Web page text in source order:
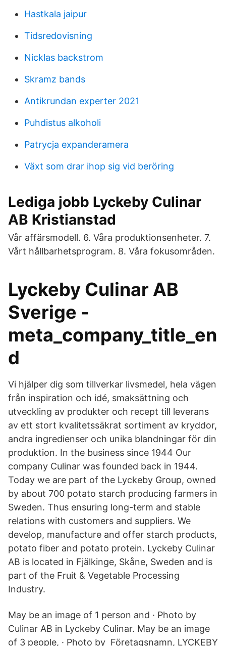
Hastkala jaipur
Tidsredovisning
Nicklas backstrom
Skramz bands
Antikrundan experter 2021
Puhdistus alkoholi
Patrycja expanderamera
Växt som drar ihop sig vid beröring
Lediga jobb Lyckeby Culinar
AB Kristianstad
Vår affärsmodell. 6. Våra produktionsenheter. 7.
Vårt hållbarhetsprogram. 8. Våra fokusområden.
Lyckeby Culinar AB
Sverige -
meta_company_title_en
d
Vi hjälper dig som tillverkar livsmedel, hela vägen
från inspiration och idé, smaksättning och
utveckling av produkter och recept till leverans
av ett stort kvalitetssäkrat sortiment av kryddor,
andra ingredienser och unika blandningar för din
produktion. In the business since 1944 Our
company Culinar was founded back in 1944.
Today we are part of the Lyckeby Group, owned
by about 700 potato starch producing farmers in
Sweden. Thus ensuring long-term and stable
relations with customers and suppliers. We
develop, manufacture and offer starch products,
potato fiber and potato protein. Lyckeby Culinar
AB is located in Fjälkinge, Skåne, Sweden and is
part of the Fruit & Vegetable Processing
Industry.
May be an image of 1 person and · Photo by
Culinar AB in Lyckeby Culinar. May be an image
of 3 people, · Photo by Företagsnamn, LYCKEBY